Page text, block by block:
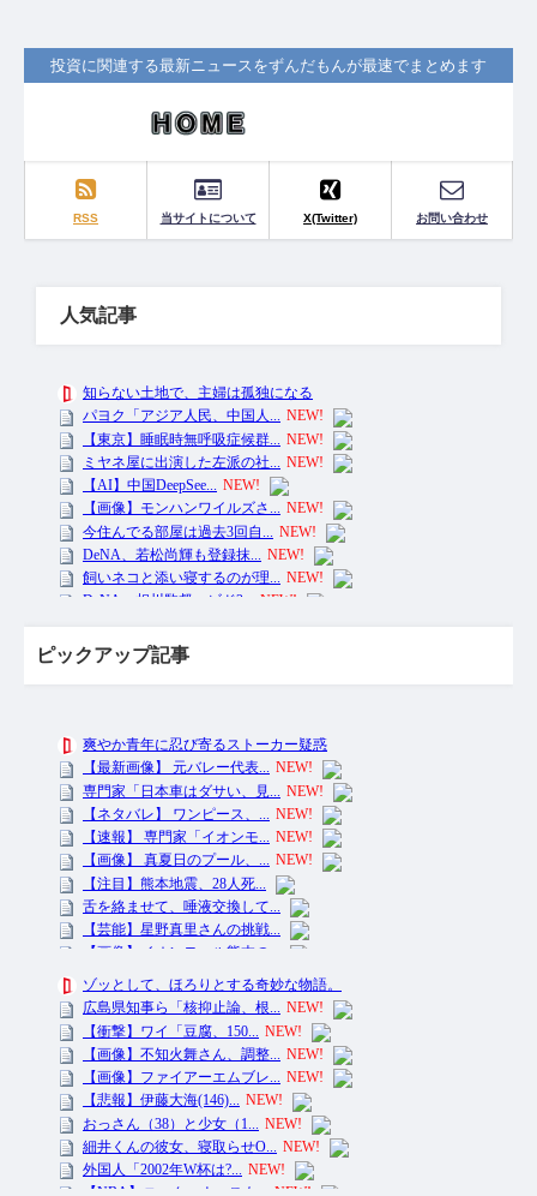
投資に関連する最新ニュースをずんだもんが最速でまとめます
RSS 当サイトについて X(Twitter) お問い合わせ
人気記事
ピックアップ記事